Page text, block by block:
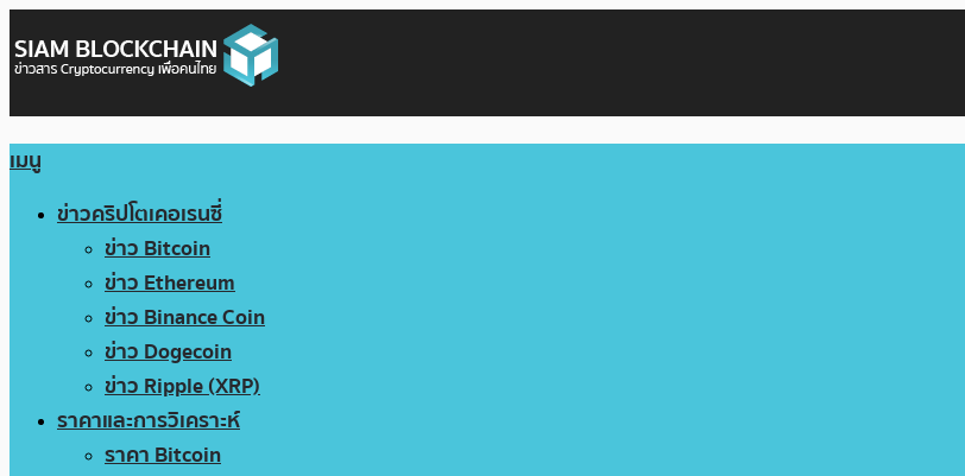
เมนู
ข่าวคริปโตเคอเรนซี่
ข่าว Bitcoin
ข่าว Ethereum
ข่าว Binance Coin
ข่าว Dogecoin
ข่าว Ripple (XRP)
ราคาและการวิเคราะห์
ราคา Bitcoin